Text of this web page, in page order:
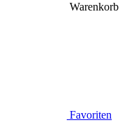
Warenkorb
Favoriten